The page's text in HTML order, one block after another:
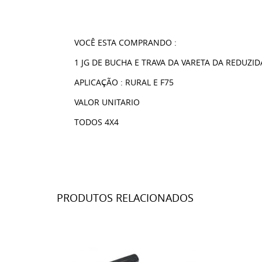
VOCÊ ESTA COMPRANDO :
1 JG DE BUCHA E TRAVA DA VARETA DA
APLICAÇÃO : RURAL E F75
VALOR UNITARIO
TODOS 4X4
PRODUTOS RELACIONADOS